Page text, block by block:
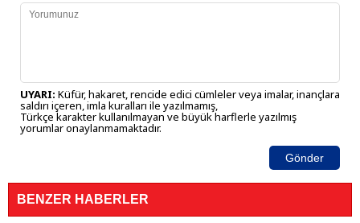
UYARI: Küfür, hakaret, rencide edici cümleler veya imalar, inançlara
saldırı içeren, imla kuralları ile yazılmamış,
Türkçe karakter kullanılmayan ve büyük harflerle yazılmış
yorumlar onaylanmamaktadır.
Gönder
BENZER HABERLER